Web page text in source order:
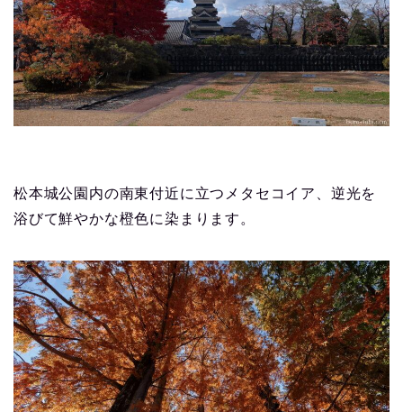
松本城公園内の南東付近に立つメタセコイア、逆光を
浴びて鮮やかな橙色に染まります。